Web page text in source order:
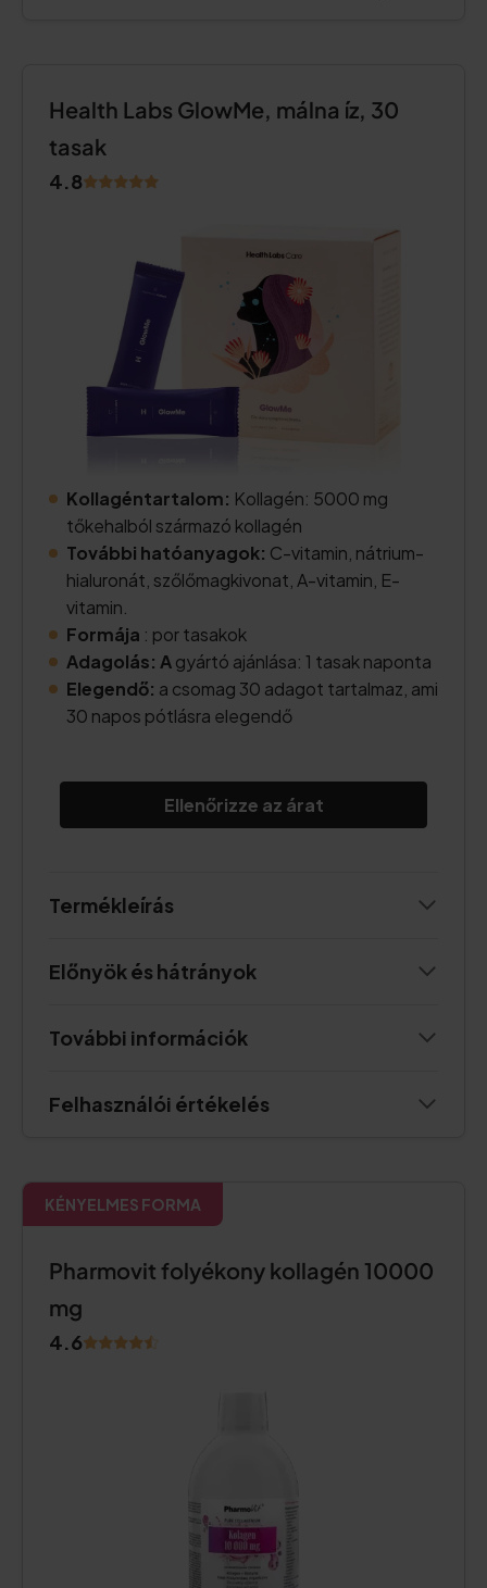
Health Labs GlowMe, málna íz, 30
tasak
4.8
Kollagéntartalom: Kollagén: 5000 mg
tőkehalból származó kollagén
További hatóanyagok: C-vitamin, nátrium-
hialuronát, szőlőmagkivonat, A-vitamin, E-
vitamin.
Formája : por tasakok
Adagolás: Agyártó ajánlása: 1 tasak naponta
Elegendő: a csomag 30 adagot tartalmaz, ami
30 napos pótlásra elegendő
Ellenőrizze az árat
Termékleírás
Előnyök és hátrányok
További információk
Felhasználói értékelés
KÉNYELMES FORMA
Pharmovit folyékony kollagén 10000
mg
4.6